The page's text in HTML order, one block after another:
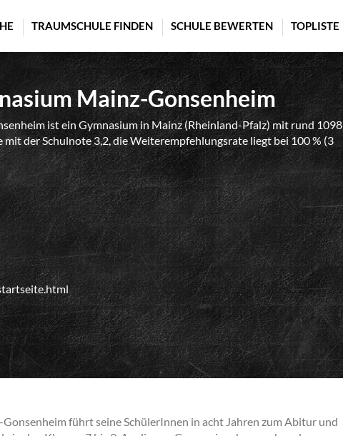
TRAUMSCHULE FINDEN SCHULE BEWERTEN TOPLISTE
Mainz-Gonsenheim
ist ein Gymnasium in Mainz (Rheinland-Pfalz) mit rund 1098
mit der Schulnote 3,2, die Weiterempfehlungsrate liegt bei 100 % (3
führt seine SchülerInnen in acht Jahren zum Abitur und